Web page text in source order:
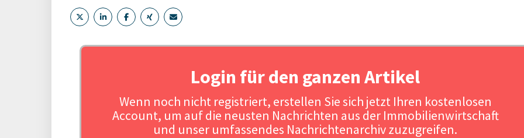
Login für den ganzen Artikel
Wenn noch nicht registriert, erstellen Sie sich jetzt Ihren kostenlosen
Account, um auf die neusten Nachrichten aus der Immobilienwirtschaft
und unser umfassendes Nachrichtenarchiv zuzugreifen.